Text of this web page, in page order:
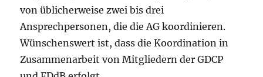
von üblicherweise zwei bis drei
Ansprechpersonen, die die AG koordinieren.
Wünschenswert ist, dass die Koordination in
Zusammenarbeit von Mitgliedern der GDCP